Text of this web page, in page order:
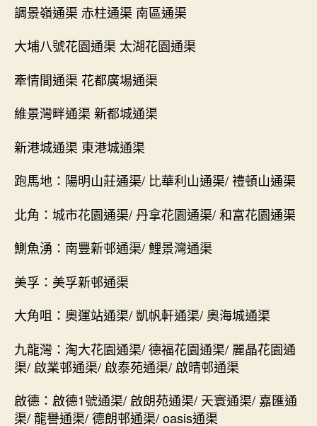
調景嶺通渠 赤柱通渠 南區通渠
大埔八號花園通渠 太湖花園通渠
牽情間通渠 花都廣場通渠
維景灣畔通渠 新都城通渠
新港城通渠 東港城通渠
跑馬地：陽明山莊通渠/ 比華利山通渠/ 禮頓山通渠
北角：城市花園通渠/ 丹拿花園通渠/ 和富花園通渠
鰂魚湧：南豐新邨通渠/ 鯉景灣通渠
美孚：美孚新邨通渠
大角咀：奧運站通渠/ 凱帆軒通渠/ 奧海城通渠
九龍灣：淘大花園通渠/ 德福花園通渠/ 麗晶花園通
渠/ 啟業邨通渠/ 啟泰苑通渠/ 啟晴邨通渠
啟德：啟德1號通渠/ 啟朗苑通渠/ 天寰通渠/ 嘉匯通
渠/ 龍譽通渠/ 德朗邨通渠/ oasis通渠